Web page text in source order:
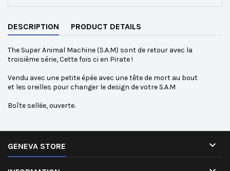
DESCRIPTION PRODUCT DETAILS
The Super Animal Machine (S.A.M) sont de retour avec la
troisième série, Cette fois ci en Pirate !
Vendu avec une petite épée avec une tête de mort au bout
et les oreilles pour changer le design de votre S.A.M
Boîte sellée, ouverte.
GENEVA STORE 